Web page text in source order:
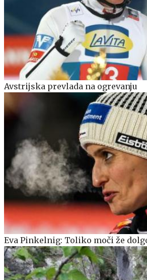
Avstrijska prevlada na ogrevanju
Eva Pinkelnig: Toliko moči že